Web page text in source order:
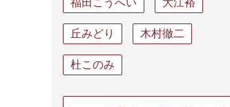
福田こうへい 大江裕
丘みどり 木村徹二
杜このみ